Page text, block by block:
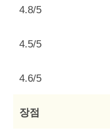
4.8/5
4.5/5
4.6/5
장점